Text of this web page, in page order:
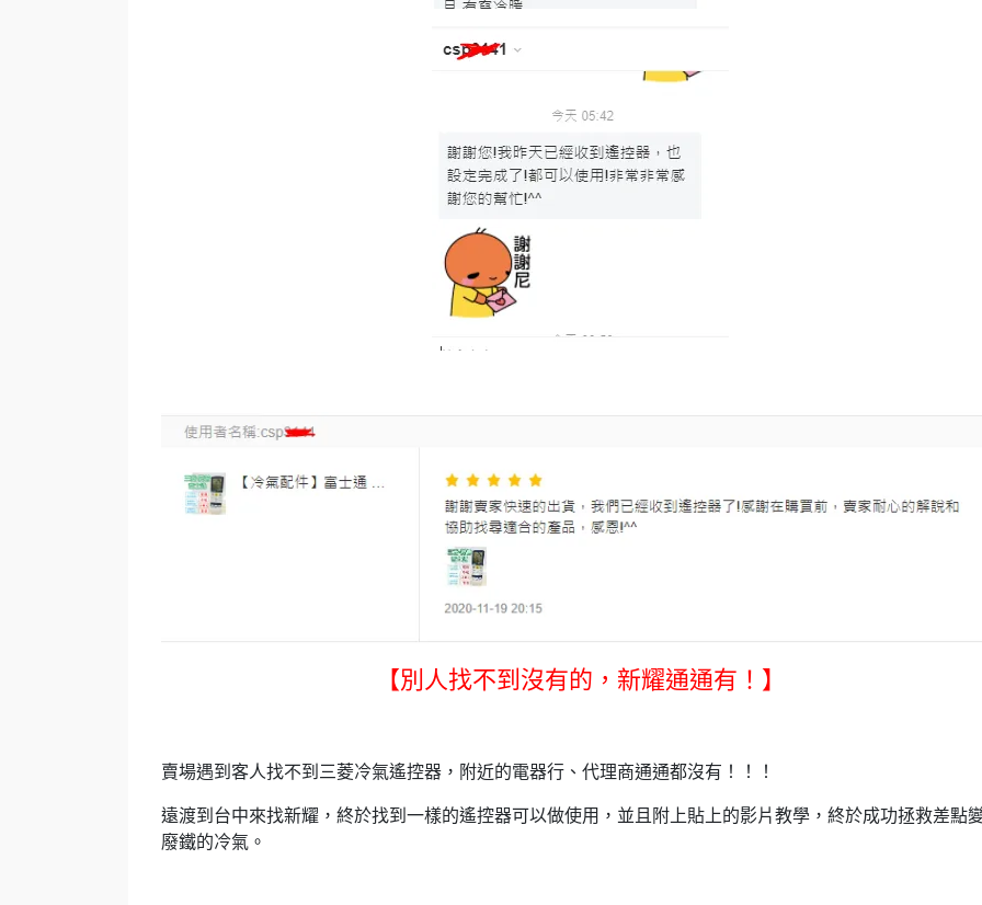
【別人找不到沒有的，新耀通通有！】
賣場遇到客人找不到三菱冷氣遙控器，附近的電器行、代理商通通都沒有！！！
遠渡到台中來找新耀，終於找到一樣的遙控器可以做使用，並且附上貼上的影片教學，終於成功拯救差點
廢鐵的冷氣。